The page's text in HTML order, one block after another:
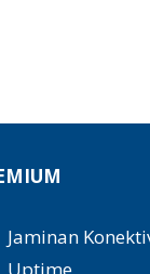
Jaminan
Uptime